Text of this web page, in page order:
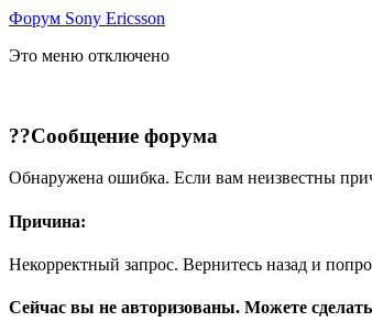
Форум Sony Ericsson
Это меню отключено
??Сообщение форума
Обнаружена ошибка. Если вам неизвестны
Причина:
Некорректный запрос. Вернитесь назад и
Сейчас вы не авторизованы. Можете